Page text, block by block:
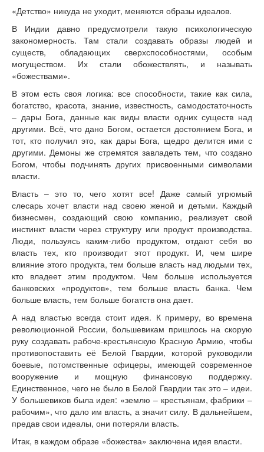
«Детство» никуда не уходит, меняются образы идеалов.
В Индии давно предусмотрели такую психологическую
закономерность. Там стали создавать образы людей и
существ, обладающих сверхспособностями, особым
могуществом. Их стали обожествлять, и называть
«божествами».
В этом есть своя логика: все способности, такие как сила,
богатство, красота, знание, известность, самодостаточность
– дары Бога, данные как виды власти одних существ над
другими. Всё, что дано Богом, остается достоянием Бога, и
тот, кто получил это, как дары Бога, щедро делится ими с
другими. Демоны же стремятся завладеть тем, что создано
Богом, чтобы подчинять других присвоенными символами
власти.
Власть – это то, чего хотят все! Даже самый угрюмый
слесарь хочет власти над своею женой и детьми. Каждый
бизнесмен, создающий свою компанию, реализует свой
инстинкт власти через структуру или продукт производства.
Люди, пользуясь каким-либо продуктом, отдают себя во
власть тех, кто производит этот продукт. И, чем шире
влияние этого продукта, тем больше власть над людьми тех,
кто владеет этим продуктом. Чем больше используется
банковских «продуктов», тем больше власть банка. Чем
больше власть, тем больше богатств она дает.
А над властью всегда стоит идея. К примеру, во времена
революционной России, большевикам пришлось на скорую
руку создавать рабоче-крестьянскую Красную Армию, чтобы
противопоставить её Белой Гвардии, которой руководили
боевые, потомственные офицеры, имеющей современное
вооружение и мощную финансовую поддержку.
Единственное, чего не было в Белой Гвардии так это – идеи.
У большевиков была идея: «землю – крестьянам, фабрики –
рабочим», что дало им власть, а значит силу. В дальнейшем,
предав свои идеалы, они потеряли власть.
Итак, в каждом образе «божества» заключена идея власти.